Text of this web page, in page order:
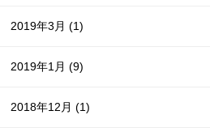
2019年3月(1)
2019年1月(9)
2018年12月(1)